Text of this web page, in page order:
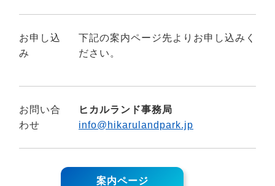
お申し込
み
下記の案内ページ先よりお申し込みく
ださい。
お問い合
わせ
ヒカルランド事務局
info@hikarulandpark.jp
案内ページ